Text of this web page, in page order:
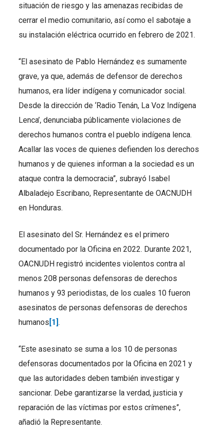
situación de riesgo y las amenazas recibidas de
cerrar el medio comunitario, así como el sabotaje a
su instalación eléctrica ocurrido en febrero de 2021.
“El asesinato de Pablo Hernández es sumamente
grave, ya que, además de defensor de derechos
humanos, era líder indígena y comunicador social.
Desde la dirección de ‘Radio Tenán, La Voz Indígena
Lenca’, denunciaba públicamente violaciones de
derechos humanos contra el pueblo indígena lenca.
Acallar las voces de quienes defienden los derechos
humanos y de quienes informan a la sociedad es un
ataque contra la democracia”, subrayó Isabel
Albaladejo Escribano, Representante de OACNUDH
en Honduras.
El asesinato del Sr. Hernández es el primero
documentado por la Oficina en 2022. Durante 2021,
OACNUDH registró incidentes violentos contra al
menos 208 personas defensoras de derechos
humanos y 93 periodistas, de los cuales 10 fueron
asesinatos de personas defensoras de derechos
humanos [1] .
“Este asesinato se suma a los 10 de personas
defensoras documentados por la Oficina en 2021 y
que las autoridades deben también investigar y
sancionar. Debe garantizarse la verdad, justicia y
reparación de las víctimas por estos crímenes”,
añadió la Representante.